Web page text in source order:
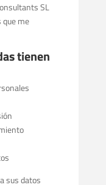
SL
me
tienen
sus datos